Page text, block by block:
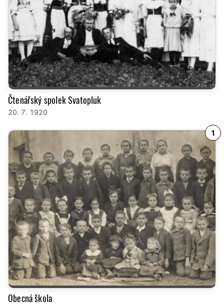
Čtenářský spolek Svatopluk
20. 7. 1920
1
Obecná škola